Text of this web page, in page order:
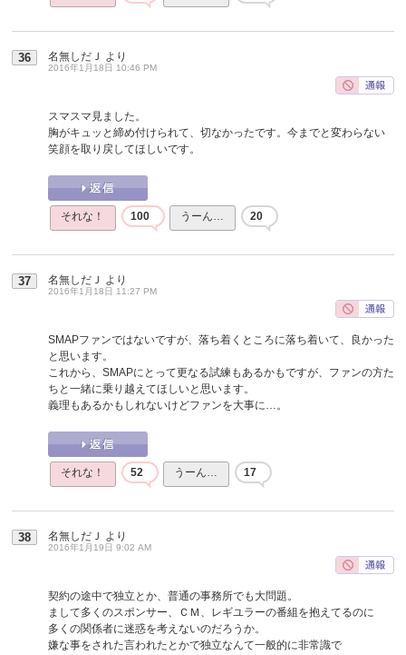
36 名無しだＪ より
2016年1月18日 10:46 PM
スマスマ見ました。
胸がキュッと締め付けられて、切なかったです。今までと変わらない
笑顔を取り戻してほしいです。
それな！ 100 うーん… 20
37 名無しだＪ より
2016年1月18日 11:27 PM
SMAPファンではないですが、落ち着くところに落ち着いて、良かった
と思います。
これから、SMAPにとって更なる試練もあるかもですが、ファンの方た
ちと一緒に乗り越えてほしいと思います。
義理もあるかもしれないけどファンを大事に…。
それな！ 52 うーん… 17
38 名無しだＪ より
2016年1月19日 9:02 AM
契約の途中で独立とか、普通の事務所でも大問題。
まして多くのスポンサー、ＣＭ、レギユラーの番組を抱えてるのに
多くの関係者に迷惑を考えないのだろうか。
嫌な事をされた言われたとかで独立なんて一般的に非常識で